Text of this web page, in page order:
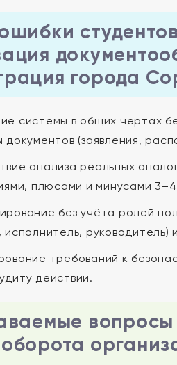
города
системы в общих чертах
документов (заявления,
анализа реальных
плюсами и минусами
без учёта ролей
руководитель)
требований к
действий.